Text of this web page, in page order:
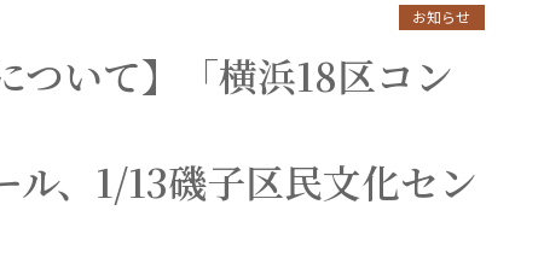
お知らせ
ついて】「横浜18区コン
ル、1/13磯子区民文化セン